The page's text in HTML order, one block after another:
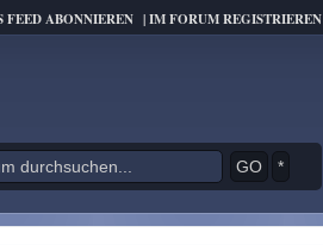
FEED ABONNIEREN |IM FORUM REGISTRIEREN
*